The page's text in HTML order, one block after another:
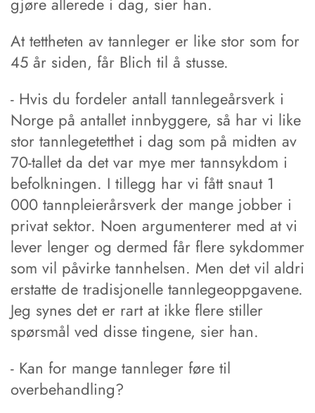
At tettheten av tannleger er like stor som for
45 år siden, får Blich til å stusse.
- Hvis du fordeler antall tannlegeårsverk i
Norge på antallet innbyggere, så har vi like
stor tannlegetetthet i dag som på midten av
70-tallet da det var mye mer tannsykdom i
befolkningen. I tillegg har vi fått snaut 1
000 tannpleierårsverk der mange jobber i
privat sektor. Noen argumenterer med at vi
lever lenger og dermed får flere sykdommer
som vil påvirke tannhelsen. Men det vil aldri
erstatte de tradisjonelle tannlegeoppgavene.
Jeg synes det er rart at ikke flere stiller
spørsmål ved disse tingene, sier han.
- Kan for mange tannleger føre til
overbehandling?